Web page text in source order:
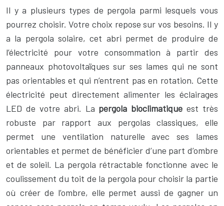
Il y a plusieurs types de pergola parmi lesquels vous
pourrez choisir. Votre choix repose sur vos besoins. Il y
a la pergola solaire, cet abri permet de produire de
l’électricité pour votre consommation à partir des
panneaux photovoltaïques sur ses lames qui ne sont
pas orientables et qui n’entrent pas en rotation. Cette
électricité peut directement alimenter les éclairages
LED de votre abri. La pergola bioclimatique est très
robuste par rapport aux pergolas classiques, elle
permet une ventilation naturelle avec ses lames
orientables et permet de bénéficier d’une part d’ombre
et de soleil. La pergola rétractable fonctionne avec le
coulissement du toit de la pergola pour choisir la partie
où créer de l’ombre, elle permet aussi de gagner un